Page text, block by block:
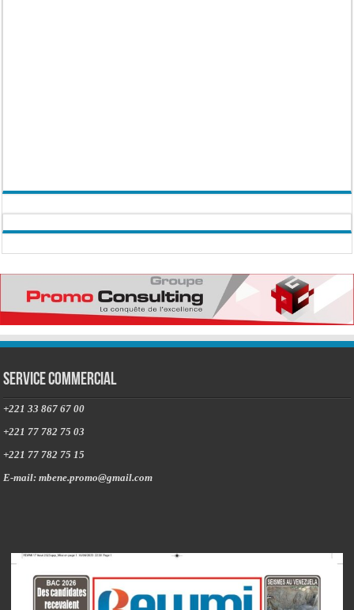
Service commercial
+221 33 867 67 00
+221 77 782 75 03
+221 77 782 75 15
E-mail: mbene.promo@gmail.com